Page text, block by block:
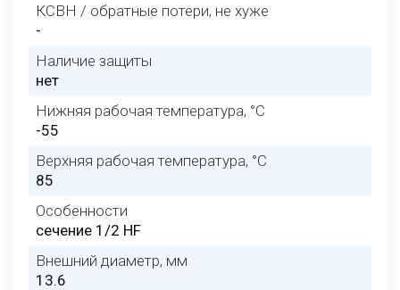
КСВН / обратные потери, не хуже
-
Наличие защиты
нет
Нижняя рабочая температура, °C
-55
Верхняя рабочая температура, °C
85
Особенности
сечение 1/2 HF
Внешний диаметр, мм
13.6